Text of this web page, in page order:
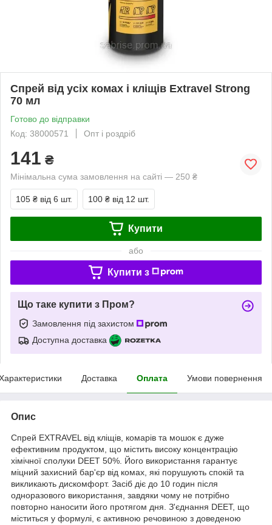
Спрей від усіх комах і кліщів Extravel Strong
70 мл
Готово до відправки
Код: 38000571
Опт і роздріб
141 ₴
Мінімальна сума замовлення на сайті — 250 ₴
105 ₴ від 6 шт. 100 ₴ від 12 шт.
Купити
або
Купити з
Що таке купити з Пром?
Замовлення під захистом
Доступна доставка
Доставка Оплата Умови повернення
Опис
Спрей EXTRAVEL від кліщів, комарів та мошок є дуже
ефективним продуктом, що містить високу концентрацію
хімічної сполуки DEET 50%. Його використання гарантує
міцний захисний бар'єр від комах, які порушують спокій та
викликають дискомфорт. Засіб діє до 10 годин після
одноразового використання, завдяки чому не потрібно
повторно наносити його протягом дня. З'єднання DEET, що
міститься у формулі, є активною речовиною з доведеною